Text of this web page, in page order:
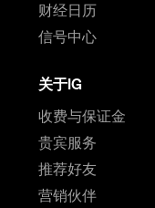
财经日历
信号中心
关于IG
收费与保证金
贵宾服务
推荐好友
营销伙伴